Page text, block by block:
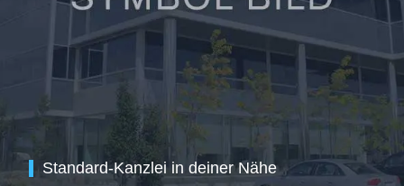
Standard-Kanzlei in deiner Nähe